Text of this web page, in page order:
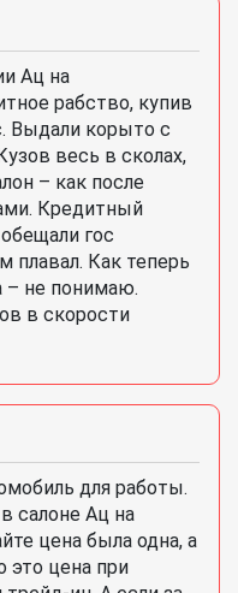
Ац на
рабство, купив
Выдали корыто с
весь в сколах,
– как после
Кредитный
гос
плавал. Как теперь
– не понимаю.
в скорости
для работы.
салоне Ац на
цена была одна, а
это цена при